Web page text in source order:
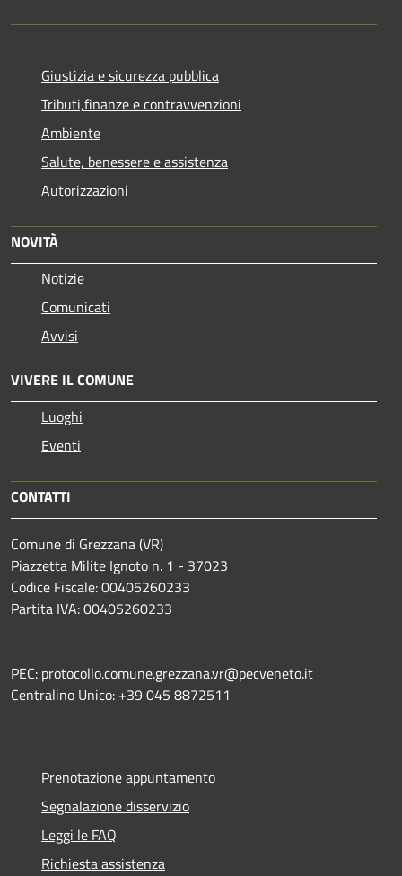
Giustizia e sicurezza pubblica
Tributi,finanze e contravvenzioni
Ambiente
Salute, benessere e assistenza
Autorizzazioni
NOVITÀ
Notizie
Comunicati
Avvisi
VIVERE IL COMUNE
Luoghi
Eventi
CONTATTI
Comune di Grezzana (VR)
Piazzetta Milite Ignoto n. 1 - 37023
Codice Fiscale: 00405260233
Partita IVA: 00405260233
PEC: protocollo.comune.grezzana.vr@pecveneto.it
Centralino Unico: +39 045 8872511
Prenotazione appuntamento
Segnalazione disservizio
Leggi le FAQ
Richiesta assistenza